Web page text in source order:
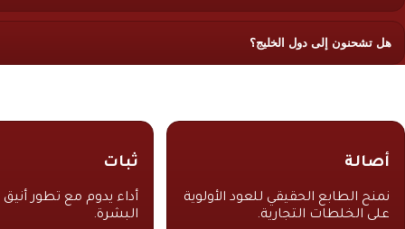
هل تشحنون إلى دول الخليج؟
أصالة
نمنح الطابع الحقيقي للعود الأولوية
على الخلطات التجارية.
ثبات
أداء يدوم مع تطور
البشرة.